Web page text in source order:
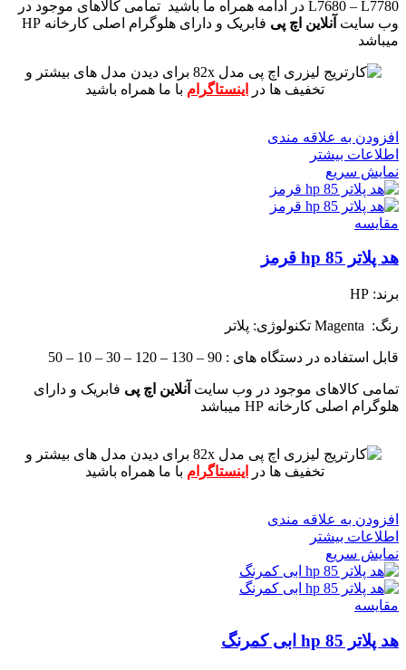
L7680 – L7780 در ادامه همراه ما باشید تمامی کالاهای موجود در
وب سایت آنلاین اچ پی
فابریک و دارای هلوگرام اصلی کارخانه HP
میباشد
برای دیدن مدل های بیشتر و
تخفیف ها در
اینستاگرام با ما همراه باشید
افزودن به علاقه مندی
اطلاعات بیشتر
نمایش سریع
مقايسه
هد پلاتر 85 hp قرمز
برند: HP
رنگ: Magenta تکنولوژی: پلاتر
قابل استفاده در دستگاه های : 90 – 130 – 120 – 30 – 10 – 50
تمامی کالاهای موجود در وب سایت آنلاین اچ پی فابریک و دارای
هلوگرام اصلی کارخانه HP میباشد
برای دیدن مدل های بیشتر و
تخفیف ها در
اینستاگرام با ما همراه باشید
افزودن به علاقه مندی
اطلاعات بیشتر
نمایش سریع
مقايسه
هد پلاتر 85 hp ابی کمرنگ